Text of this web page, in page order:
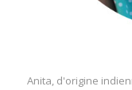
Anita, d'origine